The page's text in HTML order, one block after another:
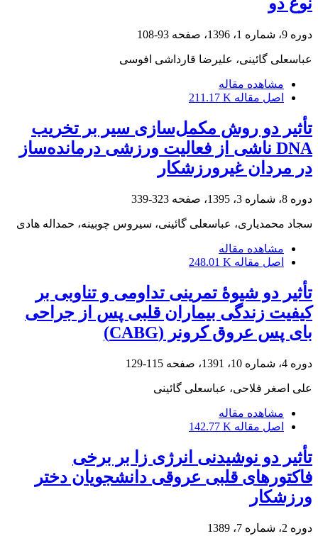
نوع دو
دوره 9، شماره 1، 1396، صفحه 93-108
عباسعلی گائینی، علیرضا قارداشی افوسی
مشاهده مقاله
اصل مقاله 211.17 K
تأثیر دو روش مکمل‌سازی سیر بر تخریب
DNA ناشی از فعالیت ورزشی درمانده‌ساز
در مردان غیرورزشکار
دوره 8، شماره 3، 1395، صفحه 323-339
سجاد محمدیاری، عباسعلی گائینی، سیروس چوبینه، حمداله هادی
مشاهده مقاله
اصل مقاله 248.01 K
تأثیر دو شیوۀ تمرینی تداومی و تناوبی بر
کیفیت زندگی بیماران قلبی پس از جراحی
بای پس عروق کرونر (CABG)
دوره 4، شماره 10، 1391، صفحه 115-129
علی اصغر فلاحی، عباسعلی گائینی
مشاهده مقاله
اصل مقاله 142.77 K
تأثیر دو نوشیدنی انرژی زا بر برخی
فاکتورهای قلبی عروقی دانشجویان دختر
ورزشکار
دوره 2، شماره 7، 1389